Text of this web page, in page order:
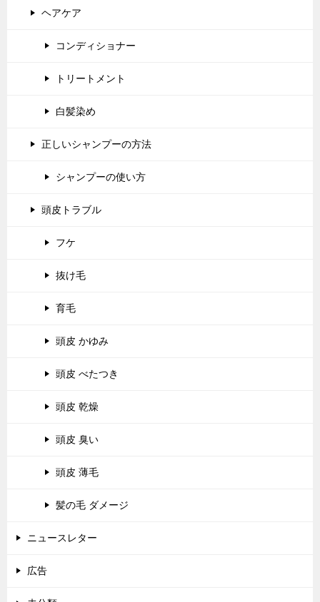
ヘアケア
コンディショナー
トリートメント
白髪染め
正しいシャンプーの方法
シャンプーの使い方
頭皮トラブル
フケ
抜け毛
育毛
頭皮 かゆみ
頭皮 べたつき
頭皮 乾燥
頭皮 臭い
頭皮 薄毛
髪の毛 ダメージ
ニュースレター
広告